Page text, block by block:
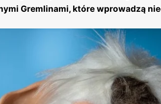
Gremlinami, które wprowadzą